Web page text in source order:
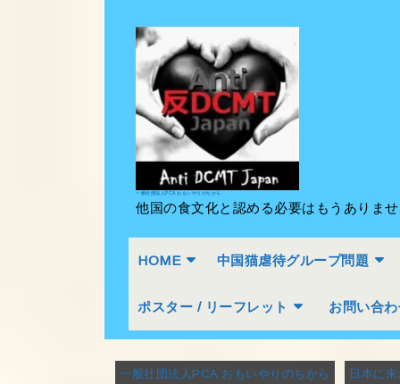
content
content
一般社団法人PCA おもいやりのちから
他国の食文化と認める必要はもうありま
HOME 中国猫虐待グループ問題
ポスター / リーフレット お問い合
一般社団法人PCA おもいやりのちから 日本に